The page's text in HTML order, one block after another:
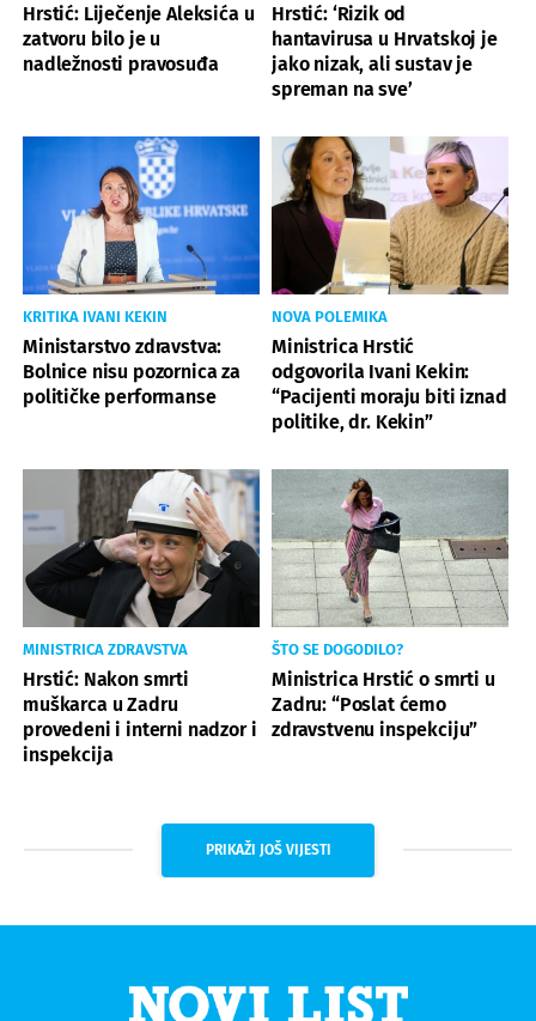
Hrstić: Liječenje Aleksića u
zatvoru bilo je u
nadležnosti pravosuđa
Hrstić: ‘Rizik od
hantavirusa u Hrvatskoj je
jako nizak, ali sustav je
spreman na sve’
KRITIKA IVANI KEKIN
Ministarstvo zdravstva:
Bolnice nisu pozornica za
političke performanse
NOVA POLEMIKA
Ministrica Hrstić
odgovorila Ivani Kekin:
“Pacijenti moraju biti iznad
politike, dr. Kekin”
MINISTRICA ZDRAVSTVA
Hrstić: Nakon smrti
muškarca u Zadru
provedeni i interni nadzor i
inspekcija
ŠTO SE DOGODILO?
Ministrica Hrstić o smrti u
Zadru: “Poslat ćemo
zdravstvenu inspekciju”
PRIKAŽI JOŠ VIJESTI